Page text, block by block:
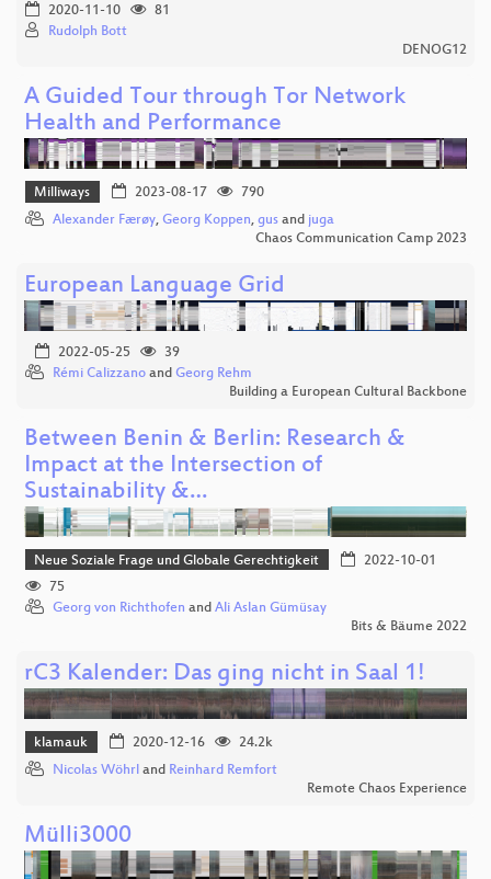
2020-11-10
81
Rudolph Bott
DENOG12
A Guided Tour through Tor Network
Health and Performance
Milliways 2023-08-17
790
Alexander Færøy, Georg Koppen, gus and juga
Chaos Communication Camp 2023
European Language Grid
2022-05-25
39
Rémi Calizzano and Georg Rehm
Building a European Cultural Backbone
Between Benin & Berlin: Research &
Impact at the Intersection of
Sustainability &…
Neue Soziale Frage und Globale Gerechtigkeit
2022-10-01
75
Georg von Richthofen and Ali Aslan Gümüsay
Bits & Bäume 2022
rC3 Kalender: Das ging nicht in Saal 1!
klamauk 2020-12-16
24.2k
Nicolas Wöhrl and Reinhard Remfort
Remote Chaos Experience
Mülli3000